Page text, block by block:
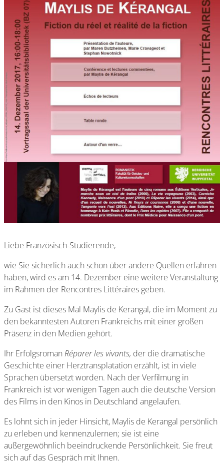
Liebe Französisch-Studierende,
wie Sie sicherlich auch schon über andere Quellen erfahren
haben, wird es am 14. Dezember eine weitere Veranstaltung
im Rahmen der Rencontres Littéraires geben.
Zu Gast ist dieses Mal Maylis de Kerangal, die im Moment zu
den bekanntesten Autoren Frankreichs mit einer großen
Präsenz in den Medien gehört.
Ihr Erfolgsroman Réparer les vivants, der die dramatische
Geschichte einer Herztransplatation erzählt, ist in viele
Sprachen übersetzt worden. Nach der Verfilmung in
Frankreich ist vor wenigen Tagen auch die deutsche Version
des Films in den Kinos in Deutschland angelaufen.
Es lohnt sich in jeder Hinsicht, Maylis de Kerangal persönlich
zu erleben und kennenzulernen; sie ist eine
außergewöhnlich beeindruckende Persönlichkeit. Sie freut
sich auf das Gespräch mit Ihnen.